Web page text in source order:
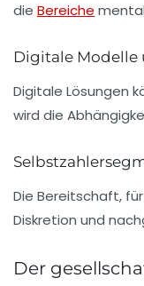
die Bereiche
Digitale Modelle
Digitale Lösungen
wird die
Die Bereitschaft,
Diskretion und
Der